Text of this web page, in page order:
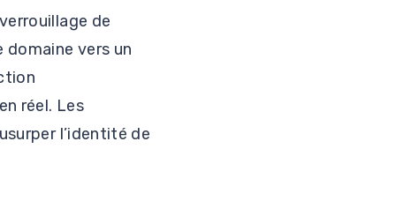
de
vers un
réel. Les
l’identité de